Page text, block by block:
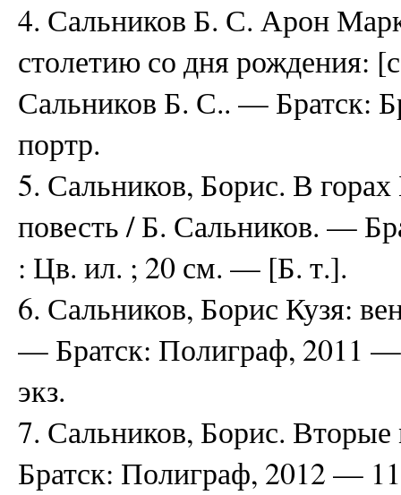
4. Сальников Б. С. Арон
столетию со дня рождения:
Сальников Б. С.. — Братск:
портр.
5. Сальников, Борис. В горах
повесть / Б. Сальников. —
: Цв. ил. ; 20 см. — [Б. т.].
6. Сальников, Борис Кузя:
— Братск: Полиграф, 2011
экз.
7. Сальников, Борис.
Братск: Полиграф, 2012 —